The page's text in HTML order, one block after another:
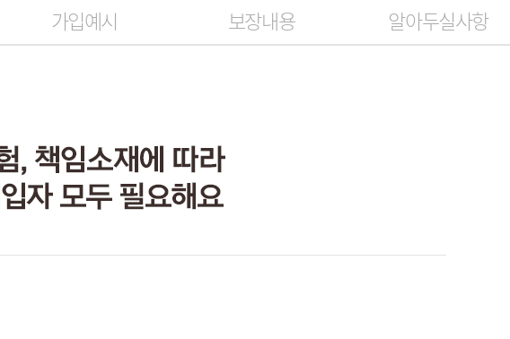
가입예시 보장내용 알아두실사항